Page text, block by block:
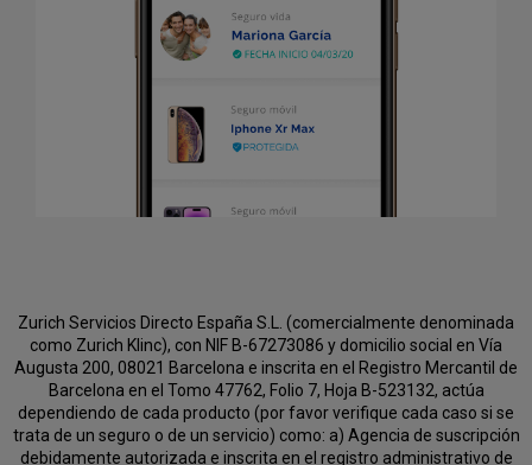
Zurich Servicios Directo España S.L. (comercialmente denominada
como Zurich Klinc), con NIF B-67273086 y domicilio social en Vía
Augusta 200, 08021 Barcelona e inscrita en el Registro Mercantil de
Barcelona en el Tomo 47762, Folio 7, Hoja B-523132, actúa
dependiendo de cada producto (por favor verifique cada caso si se
trata de un seguro o de un servicio) como: a) Agencia de suscripción
debidamente autorizada e inscrita en el registro administrativo de